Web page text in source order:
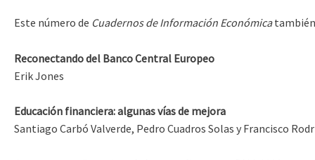
Este número de Cuadernos de Información Económica
Reconectando del Banco Central Europeo
Erik Jones
Educación financiera: algunas vías de mejora
Santiago Carbó Valverde, Pedro Cuadros Solas y Francisco